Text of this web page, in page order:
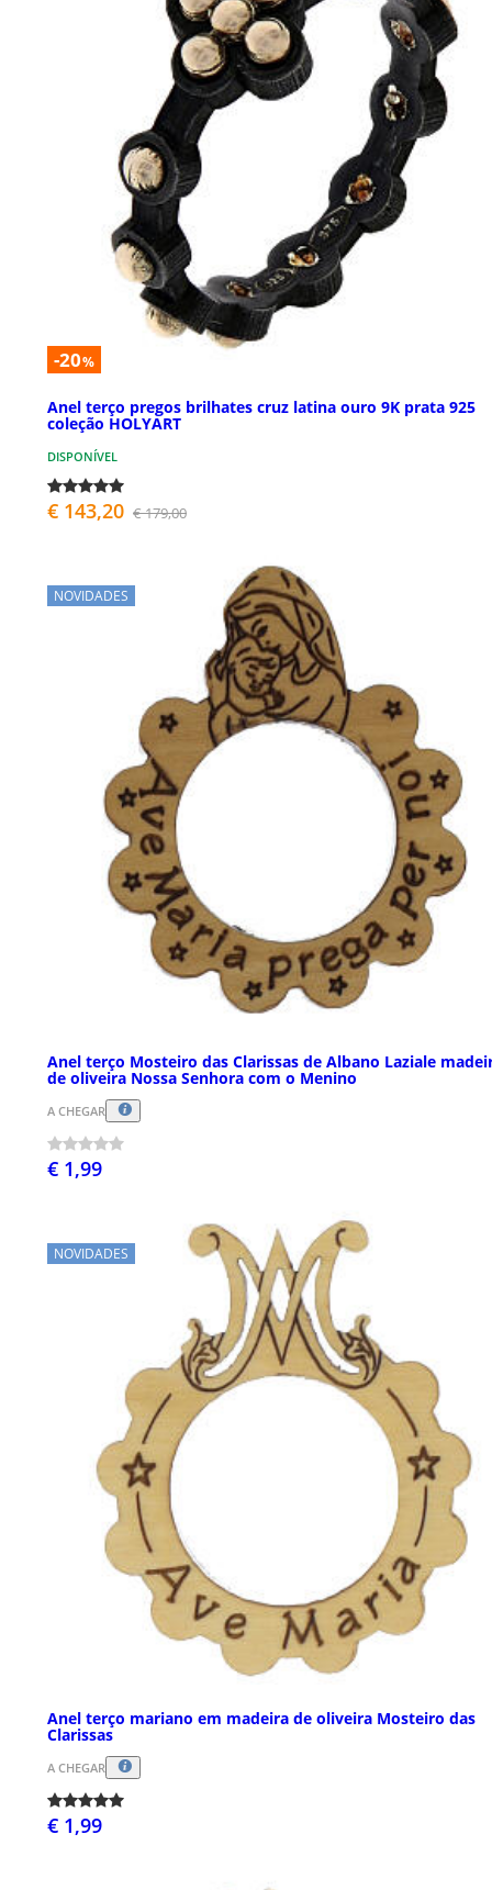
-20%
Anel terço pregos brilhates cruz latina ouro 9K prata 925
coleção HOLYART
DISPONÍVEL
€ 143,20 € 179,00
NOVIDADES
Anel terço Mosteiro das Clarissas de Albano Laziale
de oliveira Nossa Senhora com o Menino
A CHEGAR
€ 1,99
NOVIDADES
Anel terço mariano em madeira de oliveira Mosteiro das
Clarissas
A CHEGAR
€ 1,99